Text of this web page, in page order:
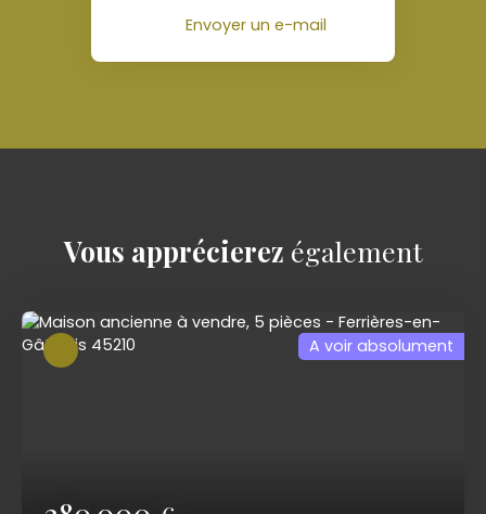
Envoyer un e-mail
Vous apprécierez également
A voir absolument